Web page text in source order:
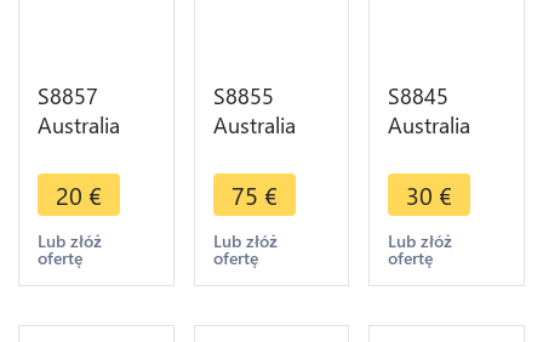
S8857
Australia
1917 M
Melbourne
Argent
Silver -
offer
20 €
Lub złóż
ofertę
S8855
Australia
Opening of
Parliament
House,
Canbea
1927 UNC
75 €
Lub złóż
ofertę
S8845
Australia
George VI
1935 AU !-
>Make
offer
30 €
Lub złóż
ofertę